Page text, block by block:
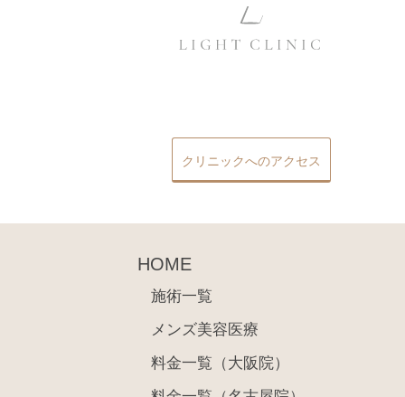
クリニックへのアクセス
HOME
施術一覧
メンズ美容医療
料金一覧（大阪院）